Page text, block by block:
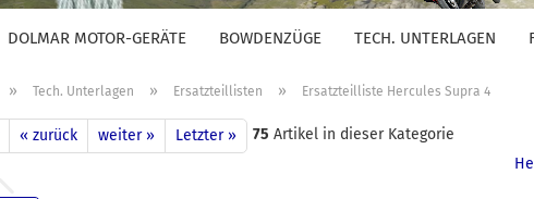
Konto erstellen
DOLMAR MOTOR-GERÄTE BOWDENZÜGE TECH. UNTERLAGEN
» Tech. Unterlagen » Ersatzteillisten » Ersatzteilliste Hercules Supra 4
« zurück weiter » Letzter » 75 Artikel in dieser Kategorie